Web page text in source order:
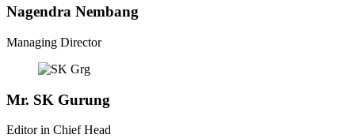
Nagendra Nembang
Managing Director
Mr. SK Gurung
Editor in Chief Head